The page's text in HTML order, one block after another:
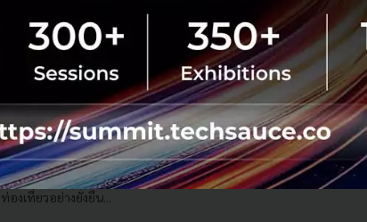
PR News unesco twitter World Press Freedom Day
ททท. ร่วมกับ expedia group และ UNESCO ร่วม
ลงนาม MOU ผลักดันการท่องเที่ยวไทยให้ยั่งยืน
ททท. ร่วมกับ expedia group และ UNESCO เปิดตัวปฏิญญา
UNESCO เพื่อการท่องเที่ยวอย่างยั่งยืน ประเทศไทยนำร่อง
โครงการระดับโลกเป็นประเทศแรกพร้อมเป็นผู้นำด้านการ
ท่องเที่ยวอย่างยั่งยืน...